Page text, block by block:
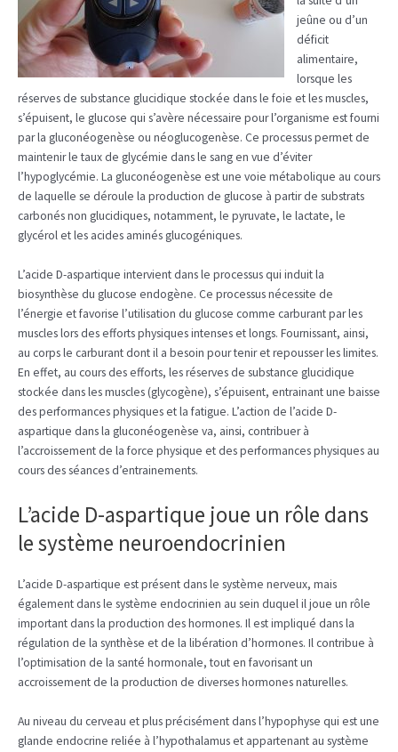
jeûne ou d’un
déficit
alimentaire,
lorsque les
réserves de substance glucidique stockée dans le foie et les muscles,
s’épuisent, le glucose qui s’avère nécessaire pour l’organisme est fourni
par la gluconéogenèse ou néoglucogenèse. Ce processus permet de
maintenir le taux de glycémie dans le sang en vue d’éviter
l’hypoglycémie. La gluconéogenèse est une voie métabolique au cours
de laquelle se déroule la production de glucose à partir de substrats
carbonés non glucidiques, notamment, le pyruvate, le lactate, le
glycérol et les acides aminés glucogéniques.
L’acide D-aspartique intervient dans le processus qui induit la
biosynthèse du glucose endogène. Ce processus nécessite de
l’énergie et favorise l’utilisation du glucose comme carburant par les
muscles lors des efforts physiques intenses et longs. Fournissant, ainsi,
au corps le carburant dont il a besoin pour tenir et repousser les limites.
En effet, au cours des efforts, les réserves de substance glucidique
stockée dans les muscles (glycogène), s’épuisent, entrainant une baisse
des performances physiques et la fatigue. L’action de l’acide D-
aspartique dans la gluconéogenèse va, ainsi, contribuer à
l’accroissement de la force physique et des performances physiques au
cours des séances d’entrainements.
L’acide D-aspartique joue un rôle dans
le système neuroendocrinien
L’acide D-aspartique est présent dans le système nerveux, mais
également dans le système endocrinien au sein duquel il joue un rôle
important dans la production des hormones. Il est impliqué dans la
régulation de la synthèse et de la libération d’hormones. Il contribue à
l’optimisation de la santé hormonale, tout en favorisant un
accroissement de la production de diverses hormones naturelles.
Au niveau du cerveau et plus précisément dans l’hypophyse qui est une
glande endocrine reliée à l’hypothalamus et appartenant au système